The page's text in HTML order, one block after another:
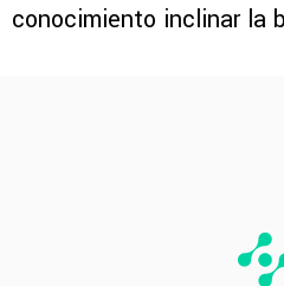
conocimiento inclinar la